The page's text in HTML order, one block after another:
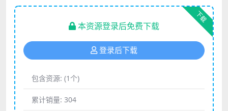
下载
本资源登录后免费下载
登录后下载
包含资源: (1个)
累计销量: 304